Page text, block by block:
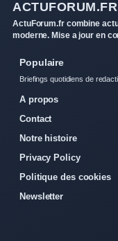
ACTUFORUM.FR
ActuForum.fr combine
moderne. Mise a jour en
Populaire
Briefings quotidiens de
A propos
Contact
Notre histoire
Privacy Policy
Politique des cookies
Newsletter